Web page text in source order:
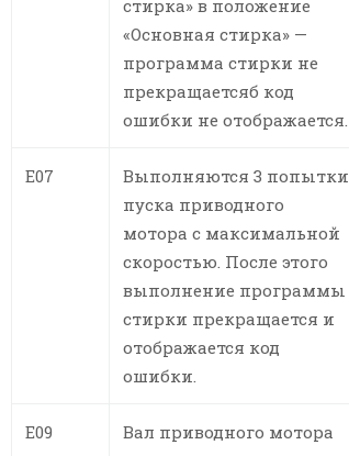
стирка» в положение
«Основная стирка» —
программа стирки не
прекращаетсяб код
ошибки не отображается.
E07
Выполняются 3 попытки
пуска приводного
мотора с максимальной
скоростью. После этого
выполнение программы
стирки прекращается и
отображается код
ошибки.
E09
Вал приводного мотора